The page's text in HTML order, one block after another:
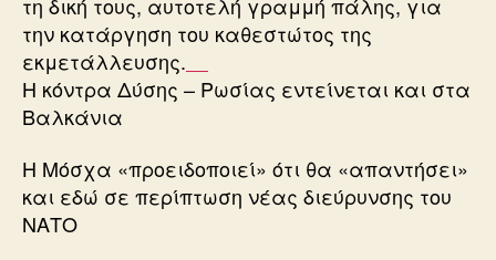
την κατάργηση του καθεστώτος της
εκμετάλλευσης.
Η κόντρα Δύσης – Ρωσίας εντείνεται και στα
Βαλκάνια
Η Μόσχα «προειδοποιεί» ότι θα «απαντήσει»
και εδώ σε περίπτωση νέας διεύρυνσης του
ΝΑΤΟ